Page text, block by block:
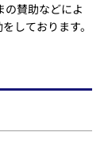
賛助などによ
しております。